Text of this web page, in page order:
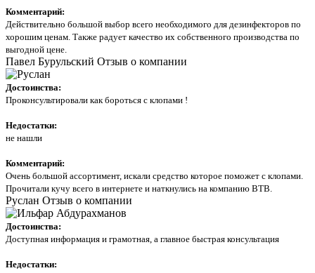
Комментарий:
Действительно большой выбор всего необходимого для дезинфекторов по
хорошим ценам. Также радует качество их собственного производства по
выгодной цене.
Павел Бурульский Отзыв о компании
Достоинства:
Проконсультировали как бороться с клопами !
Недостатки:
не нашли
Комментарий:
Очень большой ассортимент, искали средство которое поможет с клопами.
Прочитали кучу всего в интернете и наткнулись на компанию ВТВ.
Руслан Отзыв о компании
Достоинства:
Доступная информация и грамотная, а главное быстрая консультация
Недостатки: